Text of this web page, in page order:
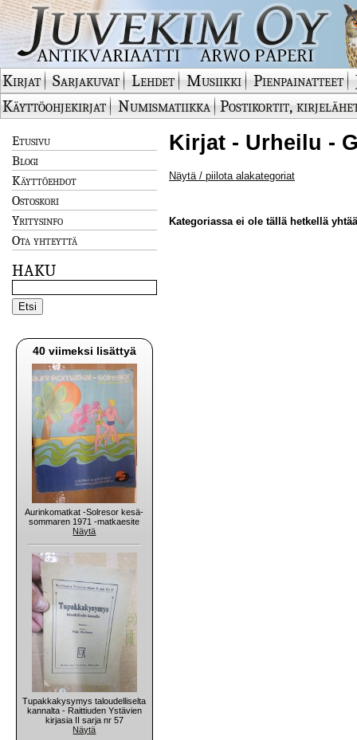
Kirjat Sarjakuvat Lehdet Musiikki Pienpainatteet
Käyttöohjekirjat
Numismatiikka Postikortit,
Etusivu
Blogi
Käyttöehdot
Ostoskori
Yritysinfo
Ota yhteyttä
HAKU
40 viimeksi lisättyä
Aurinkomatkat -Solresor kesä-
sommaren 1971 -matkaesite
Näytä
Tupakkakysymys taloudelliselta
kannalta - Raittiuden Ystävien
kirjasia II sarja nr 57
Näytä
Kirjat - Urheilu -
Näytä / piilota alakategoriat
Kategoriassa ei ole tällä hetkellä